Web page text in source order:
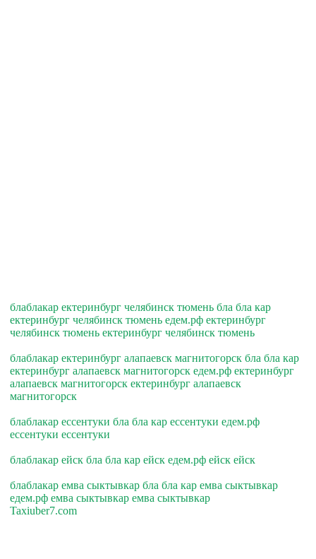
блаблакар ектеринбург челябинск тюмень бла бла кар
ектеринбург челябинск тюмень едем.рф ектеринбург
челябинск тюмень ектеринбург челябинск тюмень
блаблакар ектеринбург алапаевск магнитогорск бла бла кар
ектеринбург алапаевск магнитогорск едем.рф ектеринбург
алапаевск магнитогорск ектеринбург алапаевск
магнитогорск
блаблакар ессентуки бла бла кар ессентуки едем.рф
ессентуки ессентуки
блаблакар ейск бла бла кар ейск едем.рф ейск ейск
блаблакар емва сыктывкар бла бла кар емва сыктывкар
едем.рф емва сыктывкар емва сыктывкар
Taxiuber7.com